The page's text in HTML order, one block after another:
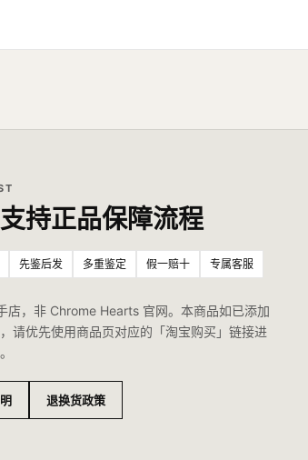
持正品保障流程
先鉴后发 多重鉴定 假一赔十 专属客服
店，非 Chrome Hearts 官网。本商品如已添加
请优先使用商品页对应的「淘宝购买」链接进
退换货政策